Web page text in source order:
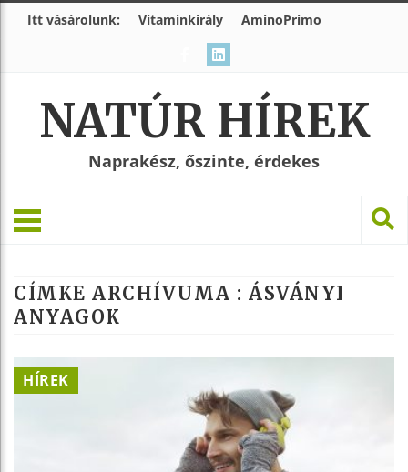
Itt vásárolunk: Vitaminkirály AminoPrimo
NATÚR HÍREK
Naprakész, őszinte, érdekes
CÍMKE ARCHÍVUMA : ÁSVÁNYI
ANYAGOK
HÍREK